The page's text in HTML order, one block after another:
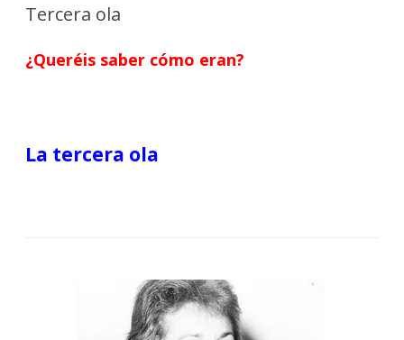
Tercera ola
¿Queréis saber cómo eran?
La tercera ola